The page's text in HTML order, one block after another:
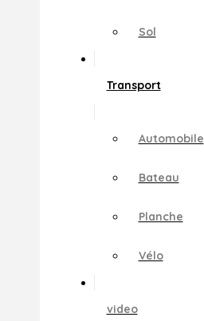
Sol
Transport
Automobile
Bateau
Planche
Vélo
video